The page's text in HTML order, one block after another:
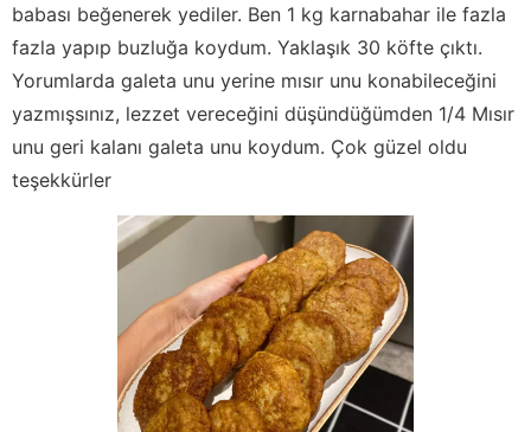
babası beğenerek yediler. Ben 1 kg karnabahar ile fazla
fazla yapıp buzluğa koydum. Yaklaşık 30 köfte çıktı.
Yorumlarda galeta unu yerine mısır unu konabileceğini
yazmışsınız, lezzet vereceğini düşündüğümden 1/4 Mısır
unu geri kalanı galeta unu koydum. Çok güzel oldu
teşekkürler